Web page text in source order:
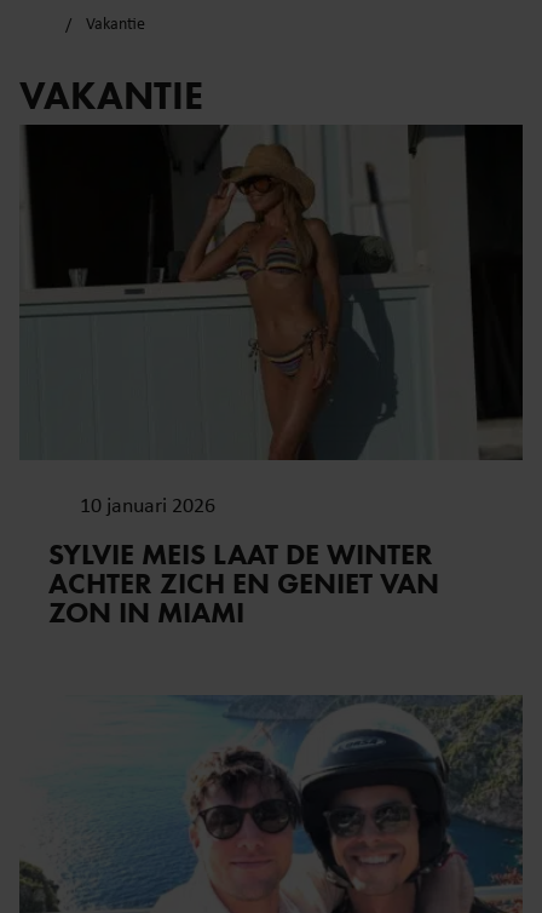
Vakantie
VAKANTIE
10 januari 2026
SYLVIE MEIS LAAT DE WINTER
ACHTER ZICH EN GENIET VAN
ZON IN MIAMI